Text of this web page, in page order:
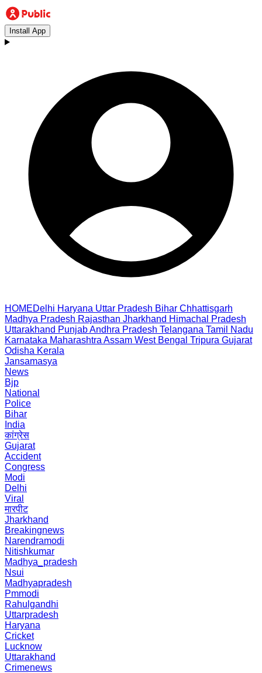
Install App
HOMEDelhi Haryana Uttar Pradesh Bihar Chhattisgarh
Madhya Pradesh Rajasthan Jharkhand Himachal Pradesh
Uttarakhand PunjabAndhra Pradesh Telangana Tamil Nadu
Karnataka Maharashtra Assam West Bengal Tripura Gujarat
Odisha Kerala
Jansamasya
News
Bjp
National
Police
Bihar
India
कांग्रेस
Gujarat
Accident
Congress
Modi
Delhi
Viral
मारपीट
Jharkhand
Breakingnews
Narendramodi
Nitishkumar
Madhya_pradesh
Nsui
Madhyapradesh
Pmmodi
Rahulgandhi
Uttarpradesh
Haryana
Cricket
Lucknow
Uttarakhand
Crimenews